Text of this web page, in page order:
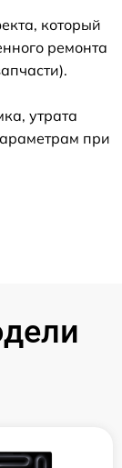
который
ремонта
утрата
при